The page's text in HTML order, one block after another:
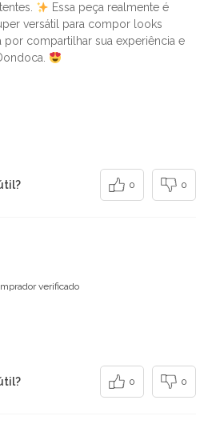
Essa peça realmente é
versátil para compor looks
por compartilhar sua experiência e
0 0
verificado
0 0